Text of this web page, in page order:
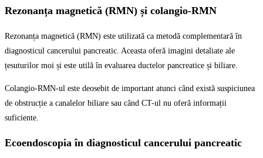
Rezonanța magnetică (RMN) și colangio-RMN
Rezonanța magnetică (RMN) este utilizată ca metodă complementară în
diagnosticul cancerului pancreatic. Aceasta oferă imagini detaliate ale
țesuturilor moi și este utilă în evaluarea ductelor pancreatice și biliare.
Colangio-RMN-ul este deosebit de important atunci când există suspiciunea
de obstrucție a canalelor biliare sau când CT-ul nu oferă informații
suficiente.
Ecoendoscopia în diagnosticul cancerului pancreatic